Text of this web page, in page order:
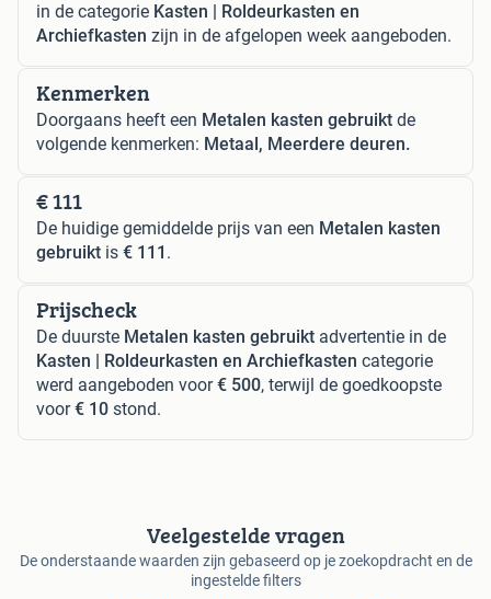
in de categorie Kasten | Roldeurkasten en
Archiefkasten zijn in de afgelopen week aangeboden.
Kenmerken
Doorgaans heeft een Metalen kasten gebruikt de
volgende kenmerken: Metaal, Meerdere deuren.
€ 111
De huidige gemiddelde prijs van een Metalen kasten
gebruikt is € 111 .
Prijscheck
De duurste Metalen kasten gebruikt advertentie in de
Kasten | Roldeurkasten en Archiefkasten categorie
werd aangeboden voor€ 500, terwijl de goedkoopste
voor€ 10 stond.
Veelgestelde vragen
De onderstaande waarden zijn gebaseerd op je zoekopdracht en de
ingestelde filters